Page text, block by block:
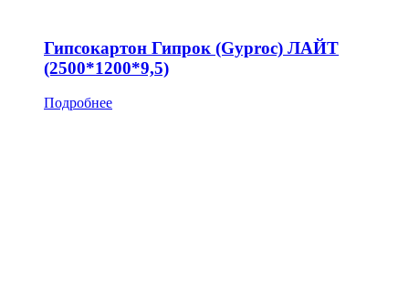
Гипсокартон Гипрок (Gyproc) ЛАЙТ
(2500*1200*9,5)
Подробнее